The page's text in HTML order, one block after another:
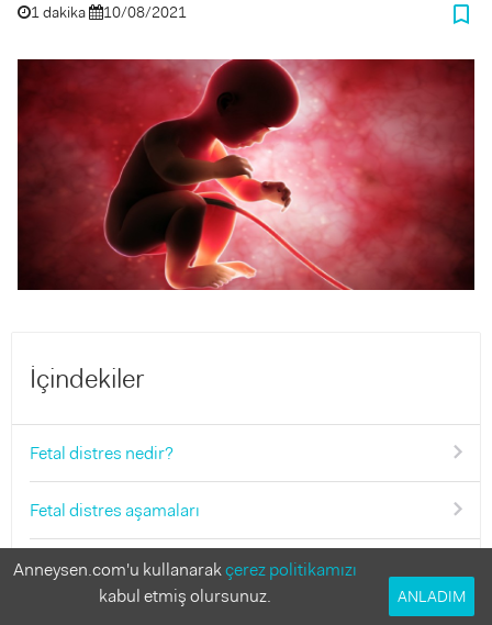
1 dakika 10/08/2021 bookmark_border
İçindekiler
Fetal distres nedir?
Fetal distres aşamaları
Fetal distres nedenleri nelerdir?
Anneysen.com'u kullanarakçerez politikamızı
kabul etmiş olursunuz.
ANLADIM